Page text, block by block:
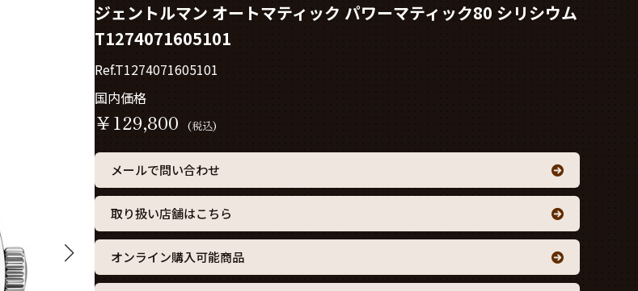
ジェントルマン オートマティック パワーマティック80 シリシウム
T1274071605101
Ref.T1274071605101
国内価格
￥129,800 (税込)
メールで問い合わせ
取り扱い店舗はこちら
オンライン購入可能商品